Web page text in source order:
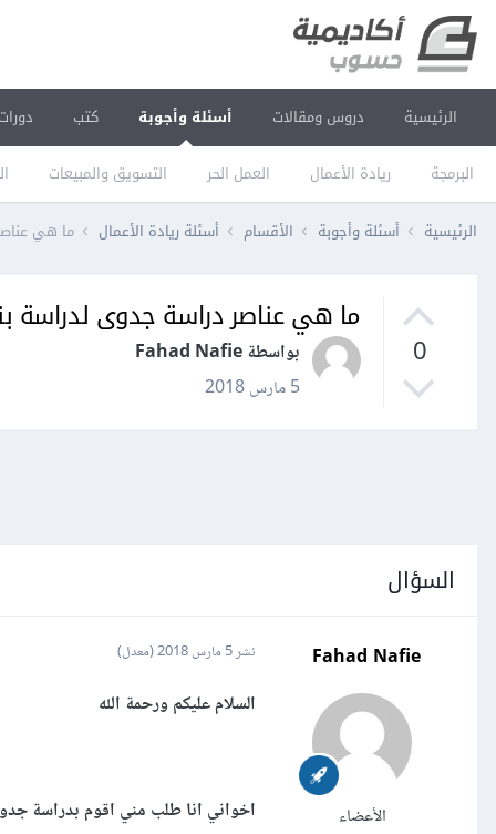
الرئيسية دروس ومقالات أسئلة وأجوبة
البرمجة ريادة الأعمال العمل الحر التسويق والمبيعات
كتب دورات
الرئيسية أسئلة وأجوبة الأقسام أسئلة ريادة الأعمال ما هي
0
ما هي عناصر دراسة جدوى لدراسة
بواسطة Fahad Nafie
5 مارس 2018
السؤال
Fahad Nafie
الأعضاء
نشر5 مارس 2018 (معدل)
السلام عليكم ورحمة الله
اخواني انا طلب مني اقوم بدراسة